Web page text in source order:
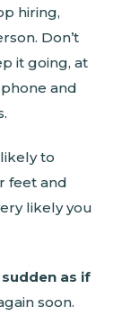
hiring,
Don’t
it going, at
and
to
feet and
likely you
as if
soon.